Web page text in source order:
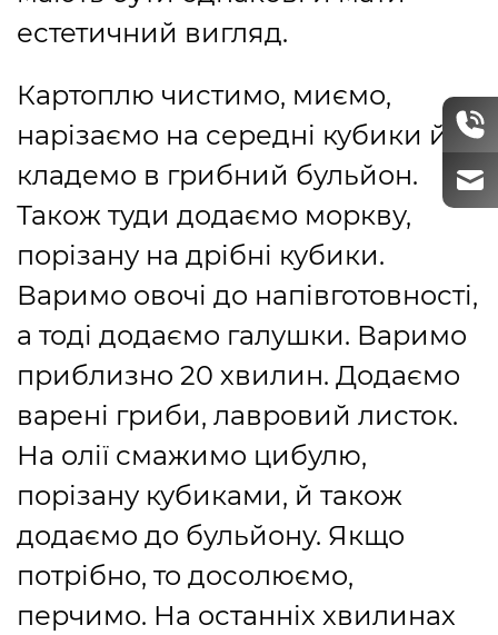
естетичний вигляд.
Картоплю чистимо, миємо,
нарізаємо на середні кубики й
кладемо в грибний бульйон.
Також туди додаємо моркву,
порізану на дрібні кубики.
Варимо овочі до напівготовності,
а тоді додаємо галушки. Варимо
приблизно 20 хвилин. Додаємо
варені гриби, лавровий листок.
На олії смажимо цибулю,
порізану кубиками, й також
додаємо до бульйону. Якщо
потрібно, то досолюємо,
перчимо. На останніх хвилинах